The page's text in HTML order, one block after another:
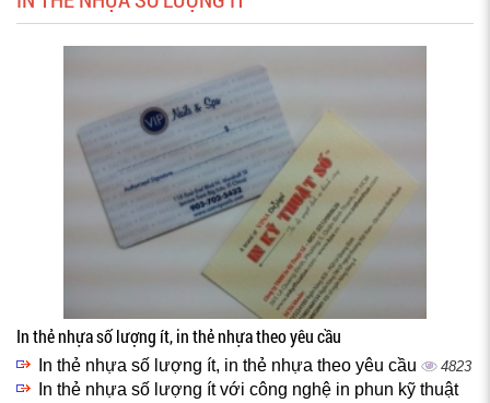
In thẻ nhựa số lượng ít, in thẻ nhựa theo yêu cầu
In thẻ nhựa số lượng ít, in thẻ nhựa theo yêu cầu 4823
In thẻ nhựa số lượng ít với công nghệ in phun kỹ thuật